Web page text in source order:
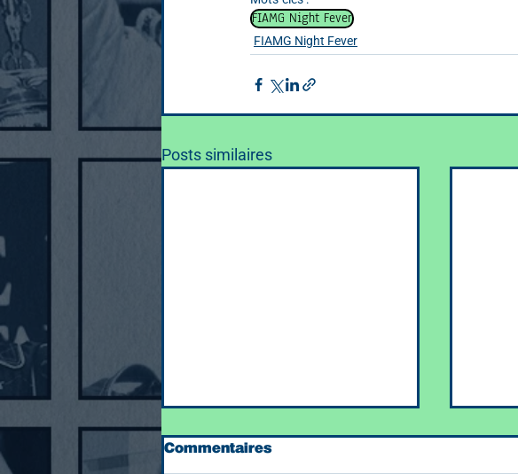
FIAMG Night Fever
FIAMG Night Fever
Posts similaires
Commentaires